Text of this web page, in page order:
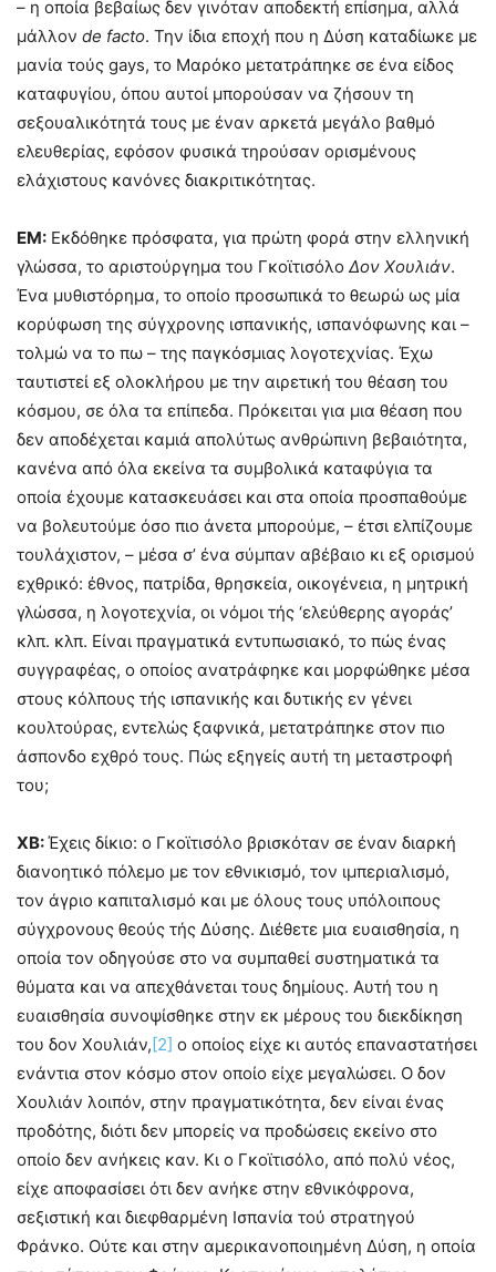
– η οποία βεβαίως δεν γινόταν αποδεκτή επίσημα, αλλά
μάλλον de facto. Την ίδια εποχή που η Δύση καταδίωκε με
μανία τούς gays, το Μαρόκο μετατράπηκε σε ένα είδος
καταφυγίου, όπου αυτοί μπορούσαν να ζήσουν τη
σεξουαλικότητά τους με έναν αρκετά μεγάλο βαθμό
ελευθερίας, εφόσον φυσικά τηρούσαν ορισμένους
ελάχιστους κανόνες διακριτικότητας.
ΕΜ: Εκδόθηκε πρόσφατα, για πρώτη φορά στην ελληνική
γλώσσα, το αριστούργημα του Γκοϊτισόλο Δον Χουλιάν.
Ένα μυθιστόρημα, το οποίο προσωπικά το θεωρώ ως μία
κορύφωση της σύγχρονης ισπανικής, ισπανόφωνης και –
τολμώ να το πω – της παγκόσμιας λογοτεχνίας. Έχω
ταυτιστεί εξ ολοκλήρου με την αιρετική του θέαση του
κόσμου, σε όλα τα επίπεδα. Πρόκειται για μια θέαση που
δεν αποδέχεται καμιά απολύτως ανθρώπινη βεβαιότητα,
κανένα από όλα εκείνα τα συμβολικά καταφύγια τα
οποία έχουμε κατασκευάσει και στα οποία προσπαθούμε
να βολευτούμε όσο πιο άνετα μπορούμε, – έτσι ελπίζουμε
τουλάχιστον, – μέσα σ’ ένα σύμπαν αβέβαιο κι εξ ορισμού
εχθρικό: έθνος, πατρίδα, θρησκεία, οικογένεια, η μητρική
γλώσσα, η λογοτεχνία, οι νόμοι τής ‘ελεύθερης αγοράς’
κλπ. κλπ. Είναι πραγματικά εντυπωσιακό, το πώς ένας
συγγραφέας, ο οποίος ανατράφηκε και μορφώθηκε μέσα
στους κόλπους τής ισπανικής και δυτικής εν γένει
κουλτούρας, εντελώς ξαφνικά, μετατράπηκε στον πιο
άσπονδο εχθρό τους. Πώς εξηγείς αυτή τη μεταστροφή
του;
ΧΒ:Έχεις δίκιο: ο Γκοϊτισόλο βρισκόταν σε έναν διαρκή
διανοητικό πόλεμο με τον εθνικισμό, τον ιμπεριαλισμό,
τον άγριο καπιταλισμό και με όλους τους υπόλοιπους
σύγχρονους θεούς τής Δύσης. Διέθετε μια ευαισθησία, η
οποία τον οδηγούσε στο να συμπαθεί συστηματικά τα
θύματα και να απεχθάνεται τους δημίους. Αυτή του η
ευαισθησία συνοψίσθηκε στην εκ μέρους του διεκδίκηση
του δον Χουλιάν, [2] ο οποίος είχε κι αυτός επαναστατήσει
ενάντια στον κόσμο στον οποίο είχε μεγαλώσει. Ο δον
Χουλιάν λοιπόν, στην πραγματικότητα, δεν είναι ένας
προδότης, διότι δεν μπορείς να προδώσεις εκείνο στο
οποίο δεν ανήκεις καν. Κι ο Γκοϊτισόλο, από πολύ νέος,
είχε αποφασίσει ότι δεν ανήκε στην εθνικόφρονα,
σεξιστική και διεφθαρμένη Ισπανία τού στρατηγού
Φράνκο. Ούτε και στην αμερικανοποιημένη Δύση, η οποία